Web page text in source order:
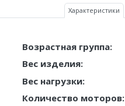
Характеристики
Возрастная группа:
Вес изделия:
Вес нагрузки:
Количество моторов: